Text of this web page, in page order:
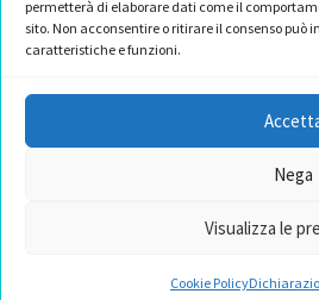
permetterà di elaborare dati come il
sito. Non acconsentire o ritirare il consenso
caratteristiche e funzioni.
Nega
Visualizza le
Cookie Policy